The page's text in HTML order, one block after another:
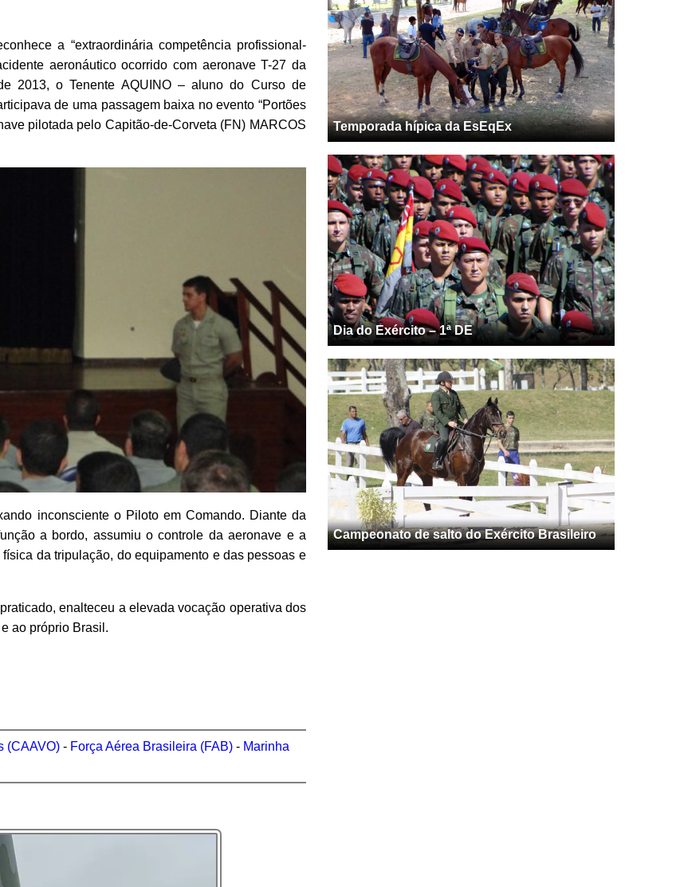
a “extraordinária competência profissional-
aeronáutico ocorrido com aeronave T-27 da
2013, o Tenente AQUINO – aluno do Curso de
de uma passagem baixa no evento “Portões
pilotada pelo Capitão-de-Corveta (FN) MARCOS
inconsciente o Piloto em Comando. Diante da
a bordo, assumiu o controle da aeronave e a
da tripulação, do equipamento e das pessoas e
enalteceu a elevada vocação operativa dos
ao próprio Brasil.
(CAAVO)- Força Aérea Brasileira (FAB)- Marinha
Temporada hípica da EsEqEx
Dia do Exército – 1ª DE
Campeonato de salto do Exército Brasileiro